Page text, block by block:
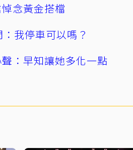
念黃金搭檔
我停車可以嗎？
：早知讓她多化一點